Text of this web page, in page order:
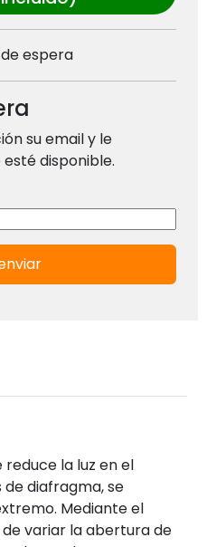
espera
su email y le
disponible.
reduce la luz en el
diafragma, se
Mediante el
variar la abertura de